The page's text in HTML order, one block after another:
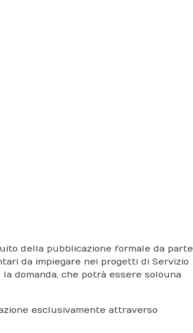
della pubblicazione formale da parte
da impiegare nei progetti di Servizio
domanda, che potrà essere solo una
esclusivamente attraverso